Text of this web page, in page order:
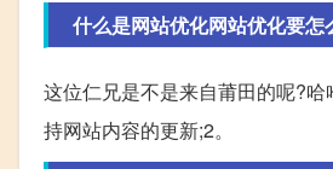
什么是网站优化网站优化要怎
这位仁兄是不是来自莆田的呢?
持网站内容的更新;2。